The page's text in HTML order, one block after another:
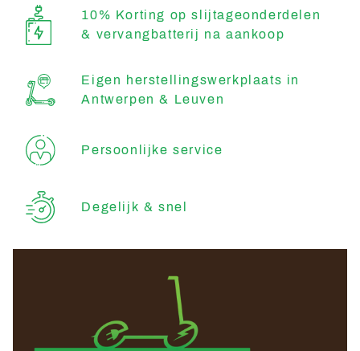
10% Korting op slijtageonderdelen
& vervangbatterij na aankoop
Eigen herstellingswerkplaats in
Antwerpen & Leuven
Persoonlijke service
Degelijk & snel